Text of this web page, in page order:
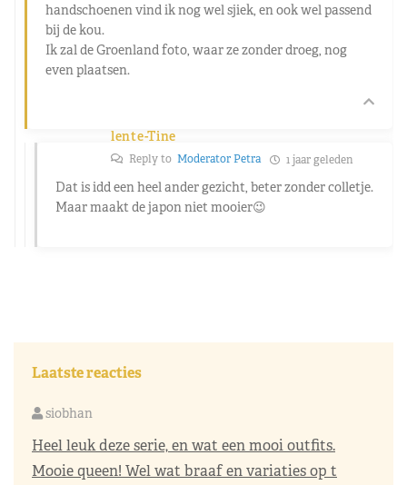
handschoenen vind ik nog wel sjiek, en ook wel passend
bij de kou.
Ik zal de Groenland foto, waar ze zonder droeg, nog
even plaatsen.
lente-Tine
Reply to Moderator Petra 1 jaar geleden
Dat is idd een heel ander gezicht, beter zonder colletje.
Maar maakt de japon niet mooier😉
Laatste reacties
siobhan
Heel leuk deze serie, en wat een mooi outfits.
Mooie queen! Wel wat braaf en variaties op t